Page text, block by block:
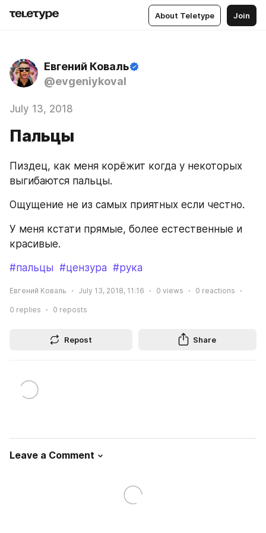
About Teletype Join
Евгений Коваль
@evgeniykoval
July 13, 2018
Пальцы
Пиздец, как меня корёжит когда у некоторых
выгибаются пальцы.
Ощущение не из самых приятных если честно.
У меня кстати прямые, более естественные и
красивые.
#пальцы #цензура #рука
Евгений Коваль July 13, 2018, 11:16 0 views 0 reactions
0 replies 0 reposts
Repost Share
Leave a Comment